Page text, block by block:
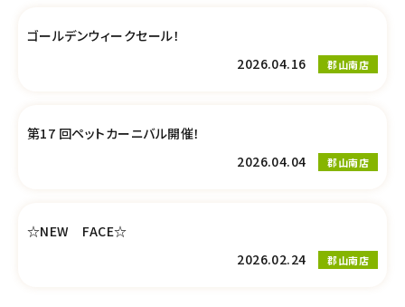
ゴールデンウィークセール！
2026.04.16
郡山南店
第17 回ペットカーニバル開催！
2026.04.04
郡山南店
☆NEW FACE☆
2026.02.24
郡山南店